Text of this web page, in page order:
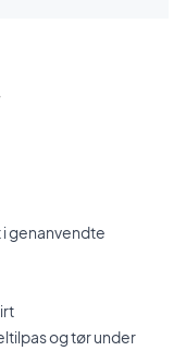
genanvendte
og tør under